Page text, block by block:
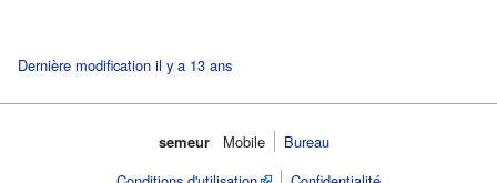
Dernière modification il y a 13 ans
semeur Mobile
Bureau